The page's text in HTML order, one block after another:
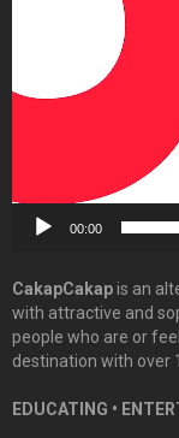
00:00
CakapCakapis an
with attractive and
people who are or
destination with over
EDUCATING •